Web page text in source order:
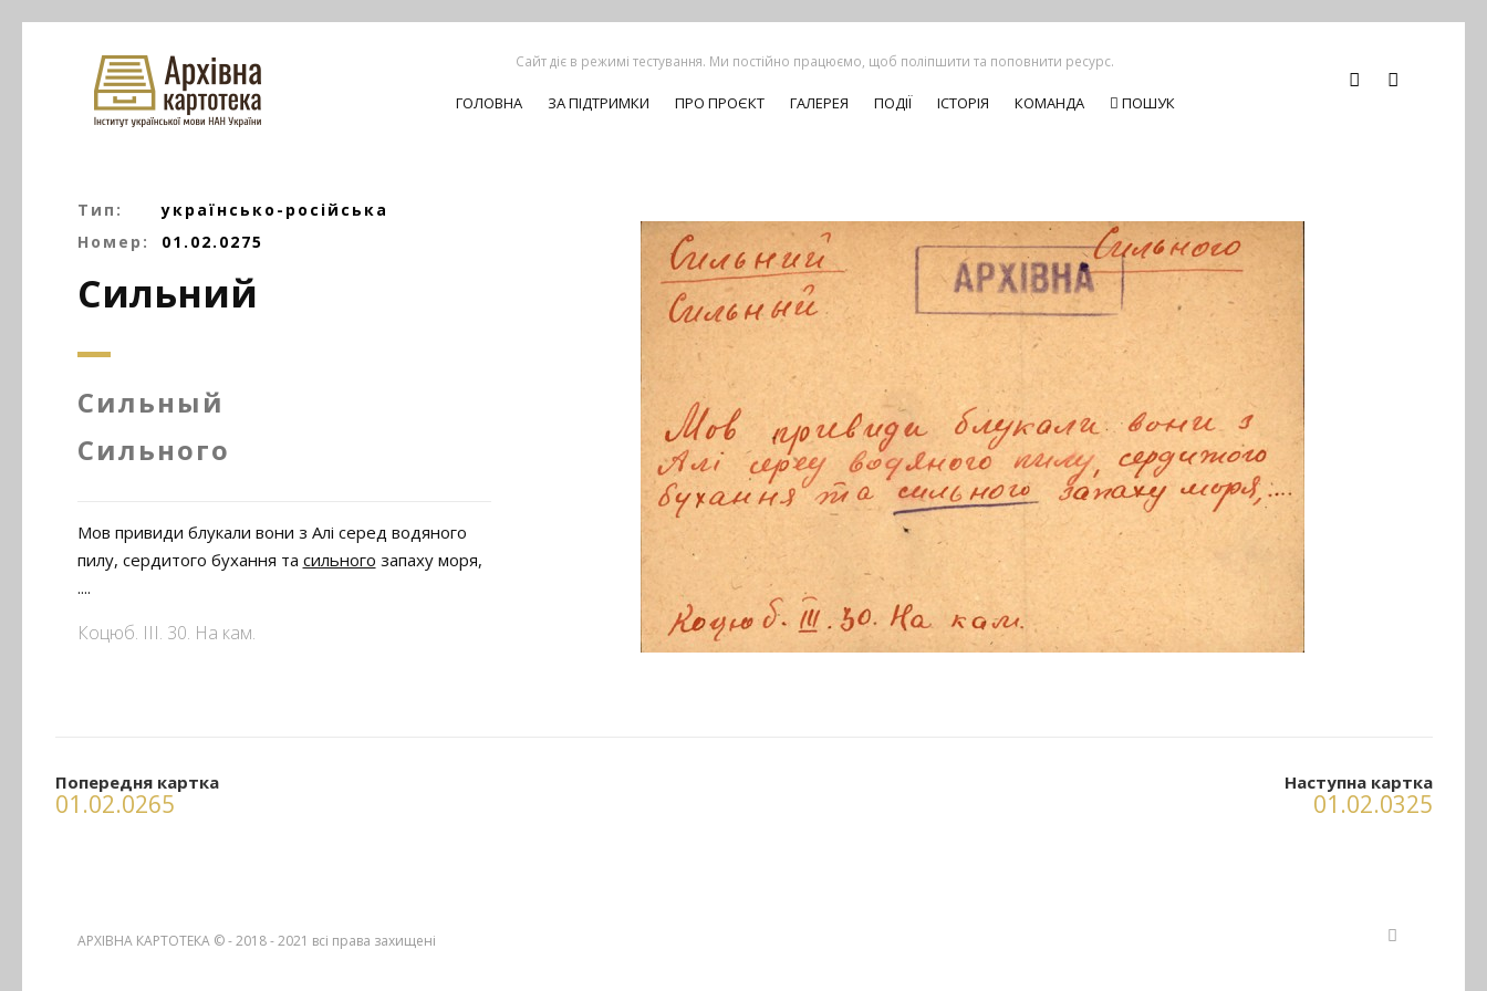
Сайт діє в режимі тестування. Ми постійно працюємо, щоб поліпшити та поповнити ресурс.
ГОЛОВНА ЗА ПІДТРИМКИ ПРО ПРОЄКТ ГАЛЕРЕЯ ПОДІЇ ІСТОРІЯ КОМАНДА ПОШУК
Тип:
українсько-російська
Номер:
01.02.0275
Сильний
Сильный
Сильного
Мов привиди блукали вони з Алі серед водяного
пилу, сердитого бухання та сильного запаху моря,
....
Коцюб. ІІІ. 30. На кам.
Попередня картка
01.02.0265
Наступна картка
01.02.0325
АРХІВНА КАРТОТЕКА © - 2018 - 2021 всі права захищені